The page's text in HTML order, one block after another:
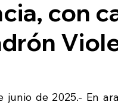
con
junio de 2025.- En